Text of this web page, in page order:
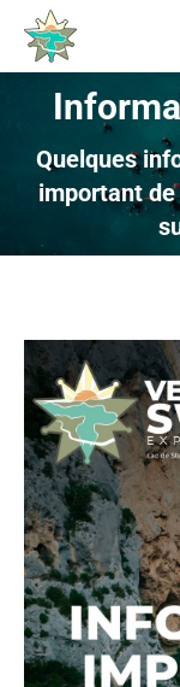
Quelques
important